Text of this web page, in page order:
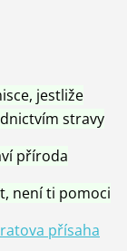
jestliže
stravy
příroda
není ti pomoci
přísaha